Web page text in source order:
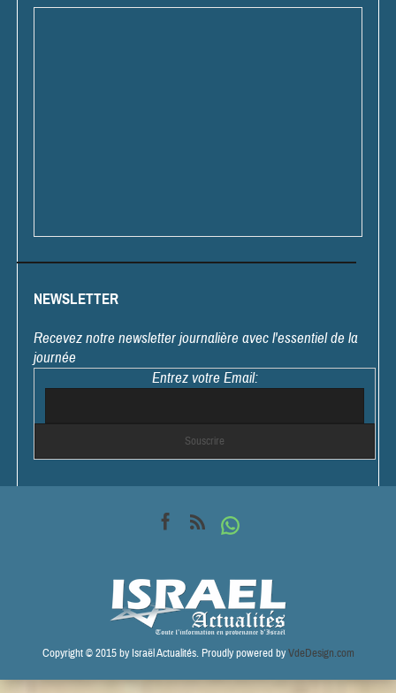
NEWSLETTER
Recevez notre newsletter journalière avec l'essentiel de la
journée
Entrez votre Email:
Copyright © 2015 by Israël Actualités. Proudly powered byVdeDesign.com